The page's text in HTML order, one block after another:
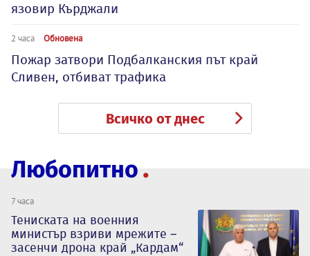
язовир Кърджали
2 часа Обновена
Пожар затвори Подбалканския път край
Сливен, отбиват трафика
Всичко от днес
Любопитно
7 часа
Тениската на военния
министър взриви мрежите –
засенчи дрона край „Кардам“